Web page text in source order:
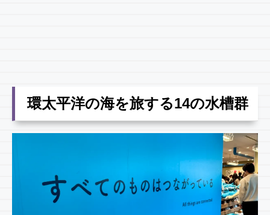
環太平洋の海を旅する14の水槽群